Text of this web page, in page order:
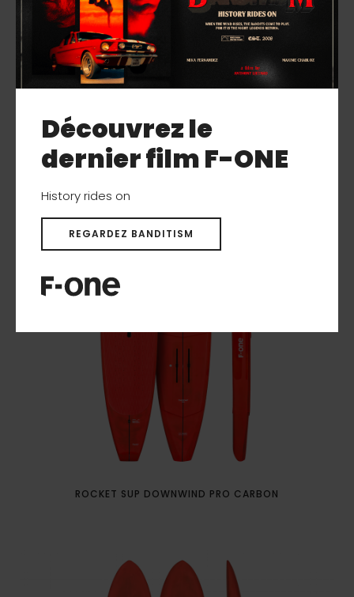
ROCKET SUP DOWNWIND PRO CARBON
Découvrez le
dernier film F-ONE
History rides on
REGARDEZ BANDITISM